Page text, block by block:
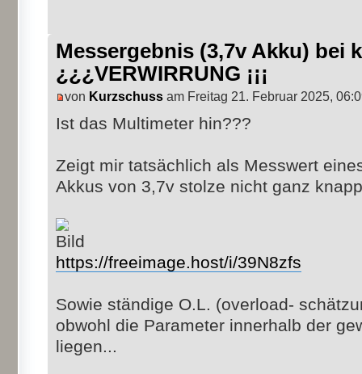
Messergebnis (3,7v Akku) bei
¿¿¿VERWIRRUNG ¡¡¡
von Kurzschuss am Freitag 21. Februar 2025,
Ist das Multimeter hin???
Zeigt mir tatsächlich als Messwert
Akkus von 3,7v stolze nicht ganz
https://freeimage.host/i/39N8zfs
Sowie ständige O.L. (overload-
obwohl die Parameter innerhalb der
liegen...